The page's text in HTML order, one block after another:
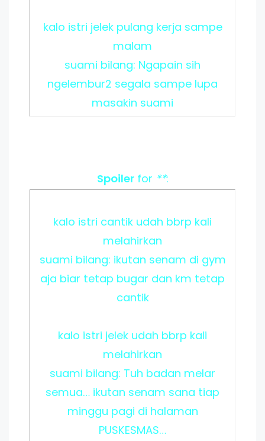
kalo istri jelek pulang kerja sampe
malam
suami bilang: Ngapain sih
ngelembur2 segala sampe lupa
masakin suami
Spoilerfor **:
kalo istri cantik udah bbrp kali
melahirkan
suami bilang: ikutan senam di gym
aja biar tetap bugar dan km tetap
cantik
kalo istri jelek udah bbrp kali
melahirkan
suami bilang: Tuh badan melar
semua… ikutan senam sana tiap
minggu pagi di halaman
PUSKESMAS…